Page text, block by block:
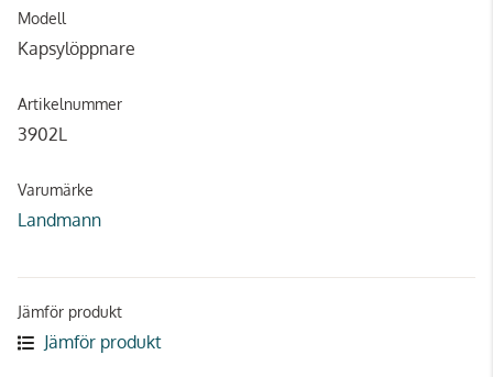
Modell
Kapsylöppnare
Artikelnummer
3902L
Varumärke
Landmann
Jämför produkt
Jämför produkt